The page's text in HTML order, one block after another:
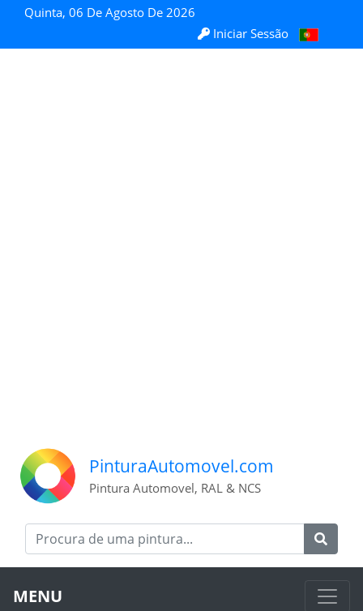
Quinta, 06 De Agosto De 2026
Iniciar Sessão
PinturaAutomovel.com
Pintura Automovel, RAL & NCS
MENU